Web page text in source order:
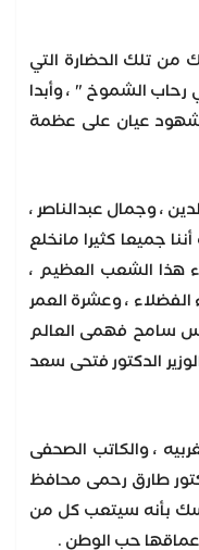
من تلك الحضارة التي
رحاب الشموخ " ، وأبدا
شهود عيان على عظمة
، وجمال عبدالناصر ،
جميعا كثيرا مانخلع
هذا الشعب العظيم ،
الفضلاء ، وعشرة العمر
سامح فهمى العالم
الدكتور فتحى سعد
، والكاتب الصحفى
طارق رحمى محافظ
بأنه سيتعب كل من
حب الوطن .